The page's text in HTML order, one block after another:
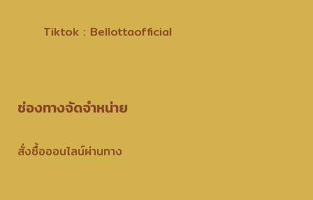
Tiktok : Bellottaofficial
ช่องทางจัดจำหน่าย
สั่งซื้อออนไลน์ผ่านทาง